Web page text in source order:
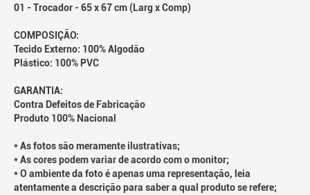
01 - Trocador - 65 x 67 cm (Larg x Comp)
COMPOSIÇÃO:
Tecido Externo: 100% Algodão
Plástico: 100% PVC
GARANTIA:
Contra Defeitos de Fabricação
Produto 100% Nacional
* As fotos são meramente ilustrativas;
* As cores podem variar de acordo com o monitor;
* O ambiente da foto é apenas uma representação, leia
atentamente a descrição para saber a qual produto se refere;